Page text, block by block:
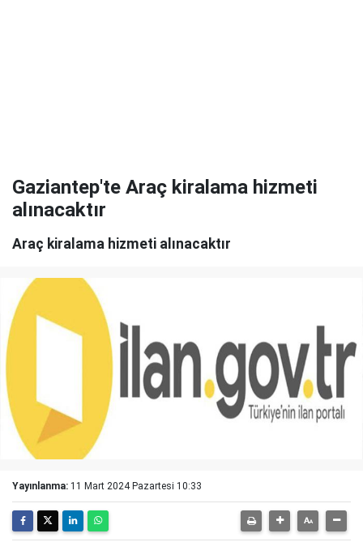
Gaziantep'te Araç kiralama hizmeti
alınacaktır
Araç kiralama hizmeti alınacaktır
Yayınlanma: 11 Mart 2024 Pazartesi 10:33